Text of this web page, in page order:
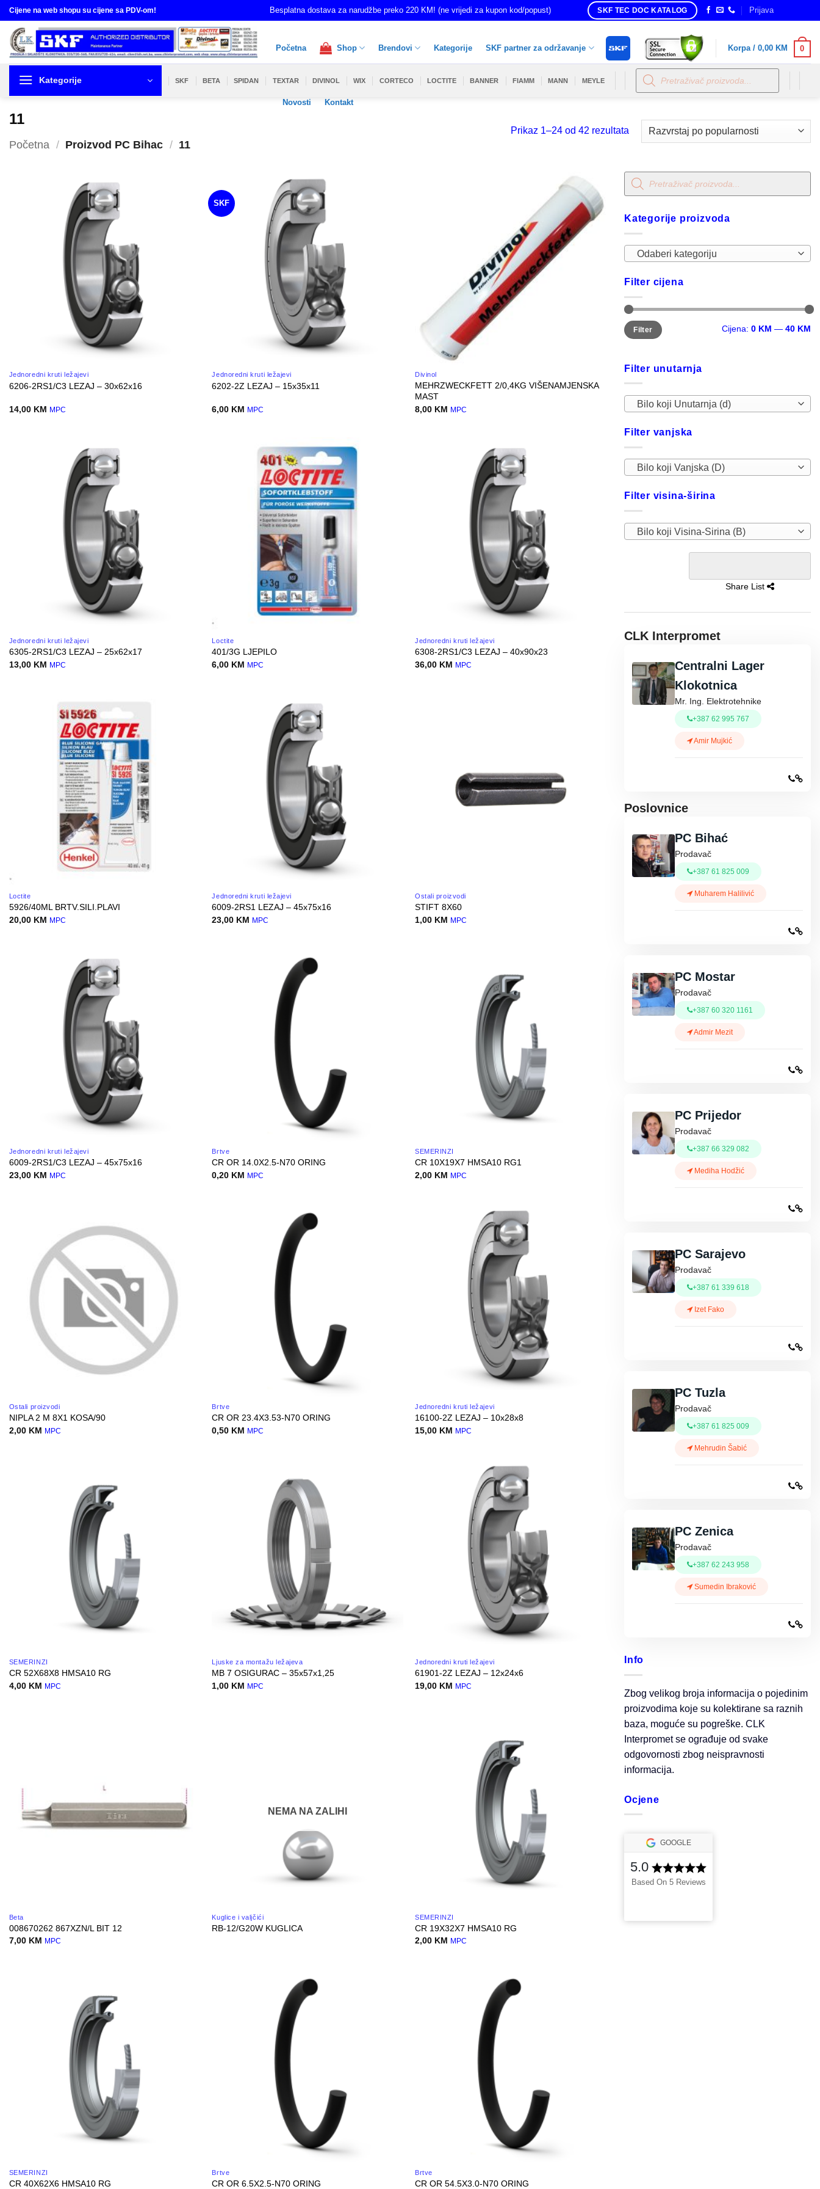
Skip
to
content
Cijene na web shopu su cijene sa PDV-om! Besplatna dostava za narudžbe preko 220 KM! (ne vrijedi za kupon kod/popust) SKF TEC DOC KATALOG Prijava
Početna Shop Brendovi Kategorije SKF partner za održavanje
Novosti Kontakt
Korpa / 0,00 KM 0
Kategorije SKF BETA SPIDAN TEXTAR DIVINOL WIX CORTECO LOCTITE BANNER FIAMM MANN MEYLE
Products
search
11
Početna / Proizvod PC Bihac / 11
Prikaz 1–24 od 42 rezultataSorted
Jednoredni kruti ležajevi
6206-2RS1/C3 LEZAJ – 30x62x16
14,00 KM MPC
SKF
Jednoredni kruti ležajevi
6202-2Z LEZAJ – 15x35x11
6,00 KM MPC
Divinol
MEHRZWECKFETT 2/0,4KG VIŠENAMJENSKA
MAST
8,00 KM MPC
Jednoredni kruti ležajevi
6305-2RS1/C3 LEZAJ – 25x62x17
13,00 KM MPC
Loctite
401/3G LJEPILO
6,00 KM MPC
Jednoredni kruti ležajevi
6308-2RS1/C3 LEZAJ – 40x90x23
36,00 KM MPC
Loctite
5926/40ML BRTV.SILI.PLAVI
20,00 KM MPC
Jednoredni kruti ležajevi
6009-2RS1 LEZAJ – 45x75x16
23,00 KM MPC
Ostali proizvodi
STIFT 8X60
1,00 KM MPC
Jednoredni kruti ležajevi
6009-2RS1/C3 LEZAJ – 45x75x16
23,00 KM MPC
Brtve
CR OR 14.0X2.5-N70 ORING
0,20 KM MPC
SEMERINZI
CR 10X19X7 HMSA10 RG1
2,00 KM MPC
Ostali proizvodi
NIPLA 2 M 8X1 KOSA/90
2,00 KM MPC
Brtve
CR OR 23.4X3.53-N70 ORING
0,50 KM MPC
Jednoredni kruti ležajevi
16100-2Z LEZAJ – 10x28x8
15,00 KM MPC
SEMERINZI
CR 52X68X8 HMSA10 RG
4,00 KM MPC
Ljuske za montažu ležajeva
MB 7 OSIGURAC – 35x57x1,25
1,00 KM MPC
Jednoredni kruti ležajevi
61901-2Z LEZAJ – 12x24x6
19,00 KM MPC
Beta
008670262 867XZN/L BIT 12
7,00 KM MPC
NEMA NA ZALIHI
Kuglice i valjčići
RB-12/G20W KUGLICA
SEMERINZI
CR 19X32X7 HMSA10 RG
2,00 KM MPC
SEMERINZI
CR 40X62X6 HMSA10 RG
Brtve
CR OR 6.5X2.5-N70 ORING
Brtve
CR OR 54.5X3.0-N70 ORING
Products
search
Kategorije proizvoda
Odaberi kategoriju
Filter cijena
Minimalna
cijena
Maksimalna
cijena
Filter Cijena: 0 KM — 40 KM
Filter unutarnja
Bilo koji Unutarnja (d)
Filter vanjska
Bilo koji Vanjska (D)
Filter visina-širina
Bilo koji Visina-Sirina (B)
Share List
CLK Interpromet
Centralni Lager
Klokotnica
Mr. Ing. Elektrotehnike
+387 62 995 767
Amir Mujkić
Poslovnice
PC Bihać
Prodavač
+387 61 825 009
Muharem Halilivić
PC Mostar
Prodavač
+387 60 320 1161
Admir Mezit
PC Prijedor
Prodavač
+387 66 329 082
Mediha Hodžić
PC Sarajevo
Prodavač
+387 61 339 618
Izet Fako
PC Tuzla
Prodavač
+387 61 825 009
Mehrudin Šabić
PC Zenica
Prodavač
+387 62 243 958
Sumedin Ibraković
Info
Zbog velikog broja informacija o pojedinim
proizvodima koje su kolektirane sa raznih
baza, moguće su pogreške. CLK
Interpromet se ograđuje od svake
odgovornosti zbog neispravnosti
informacija.
Ocjene
GOOGLE
5.0
Based On 5 Reviews